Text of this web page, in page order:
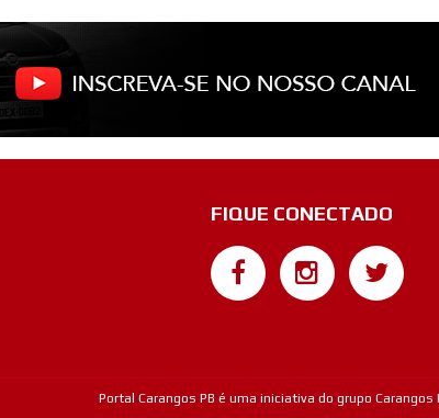
FIQUE CONECTADO
Portal Carangos PB é uma iniciativa do grupo Carangos